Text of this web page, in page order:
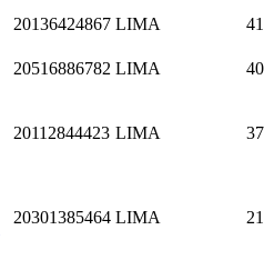
20136424867 LIMA
20516886782 LIMA
20112844423 LIMA
20301385464 LIMA